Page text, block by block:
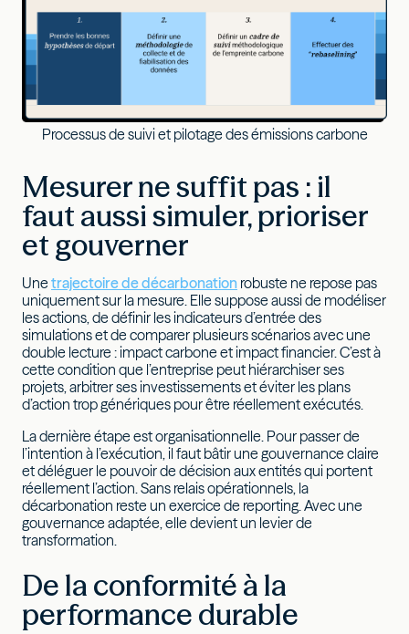
Processus de suivi et pilotage des émissions carbone
Mesurer ne suffit pas : il
faut aussi simuler, prioriser
et gouverner
Une trajectoire de décarbonation robuste ne repose pas
uniquement sur la mesure. Elle suppose aussi de modéliser
les actions, de définir les indicateurs d’entrée des
simulations et de comparer plusieurs scénarios avec une
double lecture : impact carbone et impact financier. C’est à
cette condition que l’entreprise peut hiérarchiser ses
projets, arbitrer ses investissements et éviter les plans
d’action trop génériques pour être réellement exécutés.
La dernière étape est organisationnelle. Pour passer de
l’intention à l’exécution, il faut bâtir une gouvernance claire
et déléguer le pouvoir de décision aux entités qui portent
réellement l’action. Sans relais opérationnels, la
décarbonation reste un exercice de reporting. Avec une
gouvernance adaptée, elle devient un levier de
transformation.
De la conformité à la
performance durable